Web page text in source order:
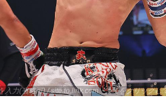
力(省略可) / site.to.link.com - ここをクリックし